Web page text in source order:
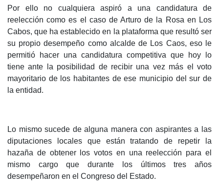
Por ello no cualquiera aspiró a una candidatura de
reelección como es el caso de Arturo de la Rosa en Los
Cabos, que ha establecido en la plataforma que resultó ser
su propio desempeño como alcalde de Los Caos, eso le
permitió hacer una candidatura competitiva que hoy lo
tiene ante la posibilidad de recibir una vez más el voto
mayoritario de los habitantes de ese municipio del sur de
la entidad.
Lo mismo sucede de alguna manera con aspirantes a las
diputaciones locales que están tratando de repetir la
hazaña de obtener los votos en una reelección para el
mismo cargo que durante los últimos tres años
desempeñaron en el Congreso del Estado.